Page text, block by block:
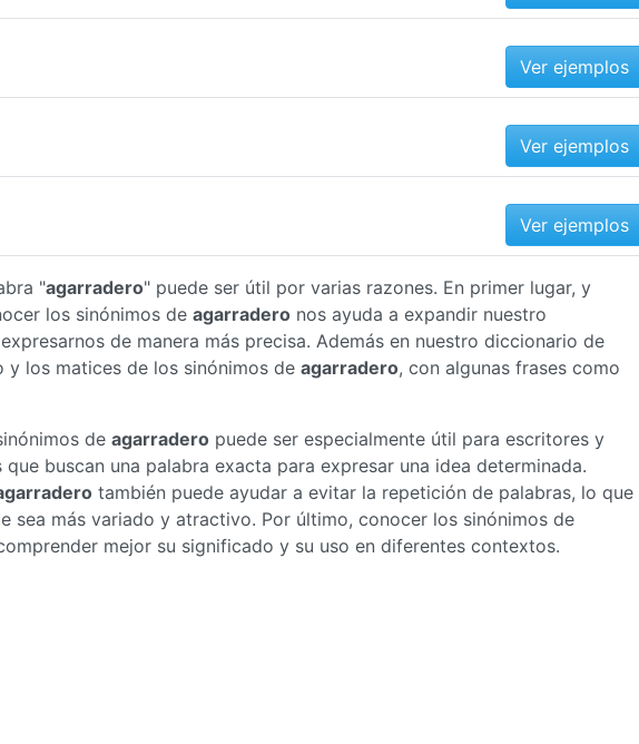
Ver ejemplos
Ver ejemplos
Ver ejemplos
"agarradero" puede ser útil por varias razones. En primer lugar, y
los sinónimos de agarradero nos ayuda a expandir nuestro
de manera más precisa. Además en nuestro diccionario de
y los matices de los sinónimos de agarradero, con algunas frases como
de agarradero puede ser especialmente útil para escritores y
buscan una palabra exacta para expresar una idea determinada.
también puede ayudar a evitar la repetición de palabras, lo que
sea más variado y atractivo. Por último, conocer los sinónimos de
mejor su significado y su uso en diferentes contextos.